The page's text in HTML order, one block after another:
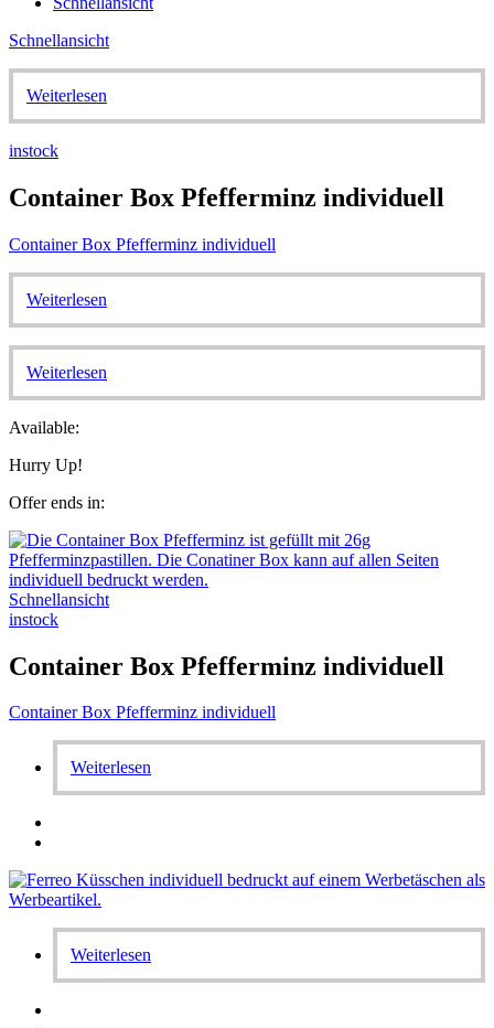
Schnellansicht
Weiterlesen
instock
Container Box Pfefferminz individuell
Container Box Pfefferminz individuell
Weiterlesen
Weiterlesen
Available:
Hurry Up!
Offer ends in:
Schnellansicht
instock
Container Box Pfefferminz individuell
Container Box Pfefferminz individuell
Weiterlesen
Weiterlesen